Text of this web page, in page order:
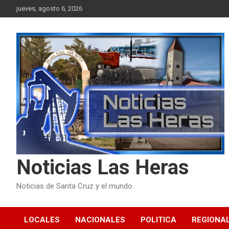
to
jueves, agosto 6, 2026
Noticias Las Heras
Noticias de Santa Cruz y el mundo
LOCALES NACIONALES POLITICA